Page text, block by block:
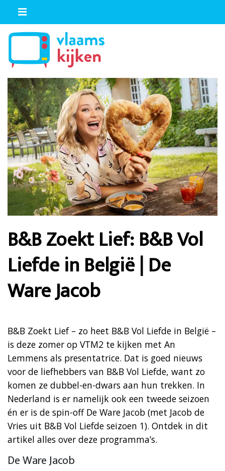
B&B Zoekt Lief: B&B Vol
Liefde in België | De
Ware Jacob
B&B Zoekt Lief – zo heet B&B Vol Liefde in België –
is deze zomer op VTM2 te kijken met An
Lemmens als presentatrice. Dat is goed nieuws
voor de liefhebbers van B&B Vol Liefde, want zo
komen ze dubbel-en-dwars aan hun trekken. In
Nederland is er namelijk ook een tweede seizoen
én er is de spin-off De Ware Jacob (met Jacob de
Vries uit B&B Vol Liefde seizoen 1). Ontdek in dit
artikel alles over deze programma’s.
De Ware Jacob